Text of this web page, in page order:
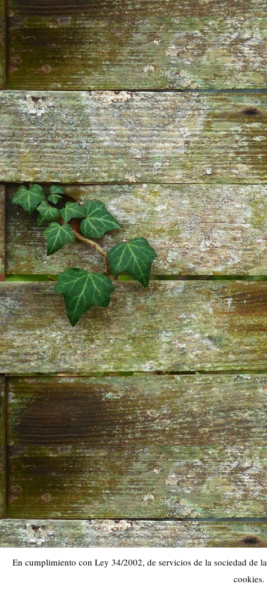
En cumplimiento con Ley 34/2002, de servicios de la sociedad de
cookies.